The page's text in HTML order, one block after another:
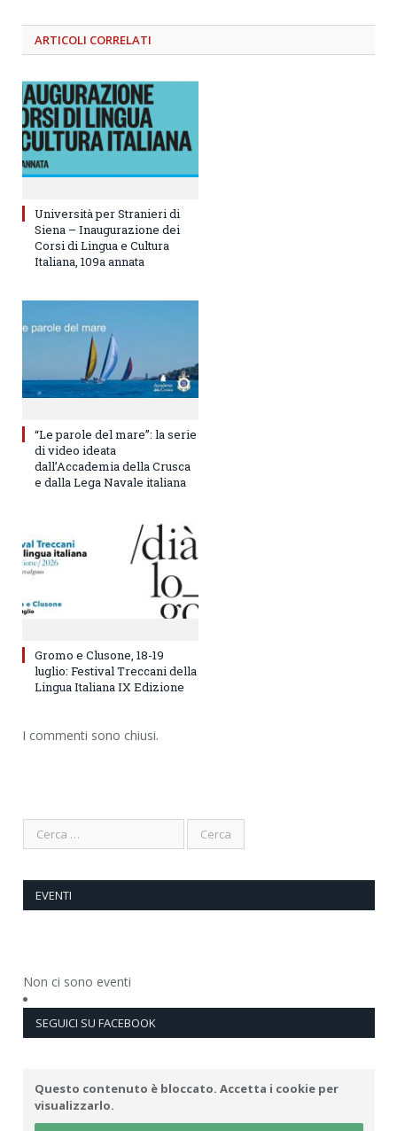
ARTICOLI CORRELATI
Università per Stranieri di
Siena – Inaugurazione dei
Corsi di Lingua e Cultura
Italiana, 109a annata
“Le parole del mare”: la serie
di video ideata
dall’Accademia della Crusca
e dalla Lega Navale italiana
Gromo e Clusone, 18-19
luglio: Festival Treccani della
Lingua Italiana IX Edizione
I commenti sono chiusi.
EVENTI
Non ci sono eventi
SEGUICI SU FACEBOOK
Questo contenuto è bloccato. Accetta i cookie per
visualizzarlo.